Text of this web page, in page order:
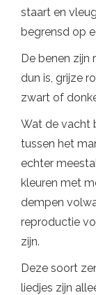
staart en
begrensd op
De benen zijn
dun is, grijze
zwart of
Wat de vacht
tussen het
echter
kleuren met
dempen
reproductie
zijn.
Deze soort
liedjes zijn